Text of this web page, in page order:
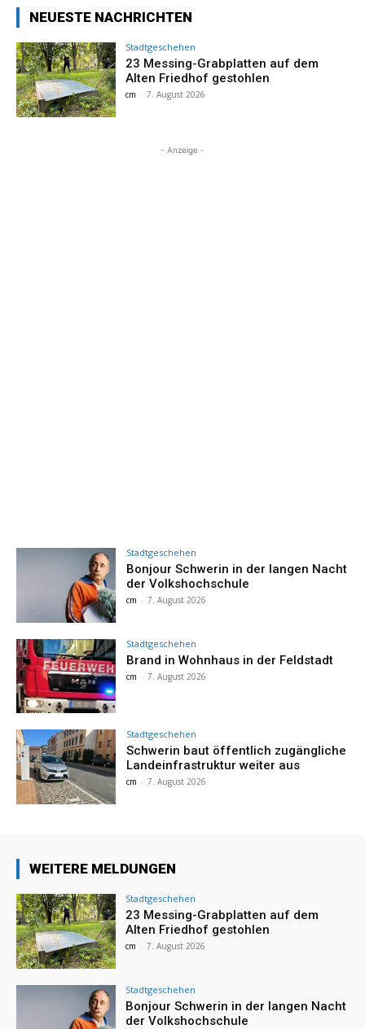
NEUESTE NACHRICHTEN
Stadtgeschehen
23 Messing-Grabplatten auf dem
Alten Friedhof gestohlen
cm - 7. August 2026
- Anzeige -
Stadtgeschehen
Bonjour Schwerin in der langen Nacht
der Volkshochschule
cm - 7. August 2026
Stadtgeschehen
Brand in Wohnhaus in der Feldstadt
cm - 7. August 2026
Stadtgeschehen
Schwerin baut öffentlich zugängliche
Landeinfrastruktur weiter aus
cm - 7. August 2026
WEITERE MELDUNGEN
Stadtgeschehen
23 Messing-Grabplatten auf dem
Alten Friedhof gestohlen
cm - 7. August 2026
Stadtgeschehen
Bonjour Schwerin in der langen Nacht
der Volkshochschule